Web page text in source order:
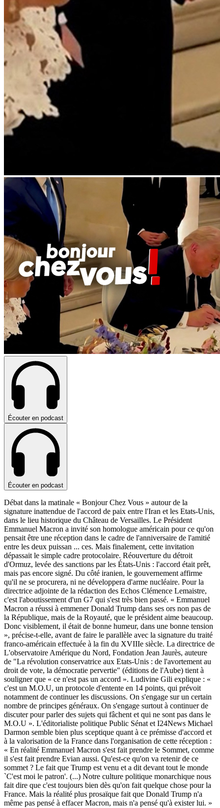
Écouter en podcast
Écouter en podcast
Débat dans la matinale « Bonjour Chez Vous » autour de la
signature inattendue de l'accord de paix entre l'Iran et les Etats-Unis,
dans le lieu historique du Château de Versailles. Le Président
Emmanuel Macron a invité son homologue américain pour ce qu'on
pensait être une réception dans le cadre de l'anniversaire de l'amitié
entre les deux puissan ... ces. Mais finalement, cette invitation
dépassait le simple cadre protocolaire. Réouverture du détroit
d'Ormuz, levée des sanctions par les États-Unis : l'accord était prêt,
mais pas encore signé. Du côté iranien, le gouvernement affirme
qu'il ne se procurera, ni ne développera d'arme nucléaire. Pour la
directrice adjointe de la rédaction des Echos Clémence Lemaistre,
c'est l'aboutissement d'un G7 qui s'est très bien passé. « Emmanuel
Macron a réussi à emmener Donald Trump dans ses ors non pas de
la République, mais de la Royauté, que le président aime beaucoup.
Donc visiblement, il était de bonne humeur, dans une bonne tension
», précise-t-elle, avant de faire le parallèle avec la signature du traité
franco-américain effectuée à la fin du XVIIIe siècle. La directrice de
L'observatoire Amérique du Nord, Fondation Jean Jaurès, auteure
de "La révolution conservatrice aux Etats-Unis : de l'avortement au
droit de vote, la démocratie pervertie" (éditions de l'Aube) tient à
souligner que « ce n'est pas un accord ». Ludivine Gili explique : «
c'est un M.O.U, un protocole d'entente en 14 points, qui prévoit
notamment de continuer les discussions. On s'engage sur un certain
nombre de principes généraux. On s'engage surtout à continuer de
discuter pour parler des sujets qui fâchent et qui ne sont pas dans le
M.O.U ». L'éditorialiste politique Public Sénat et I24News Michael
Darmon semble bien plus sceptique quant à ce prémisse d'accord et
à la valorisation de la France dans l'organisation de cette réception :
« En réalité Emmanuel Macron s'est fait prendre le Sommet, comme
il s'est fait prendre Evian aussi. Qu'est-ce qu'on va retenir de ce
sommet ? Le fait que Trump est venu et a dit devant tout le monde
`C'est moi le patron'. (...) Notre culture politique monarchique nous
fait dire que c'est toujours bien dès qu'on fait quelque chose pour la
France. Mais la réalité plus prosaïque fait que Donald Trump n'a
même pas pensé à effacer Macron, mais n'a pensé qu'à exister lui. »